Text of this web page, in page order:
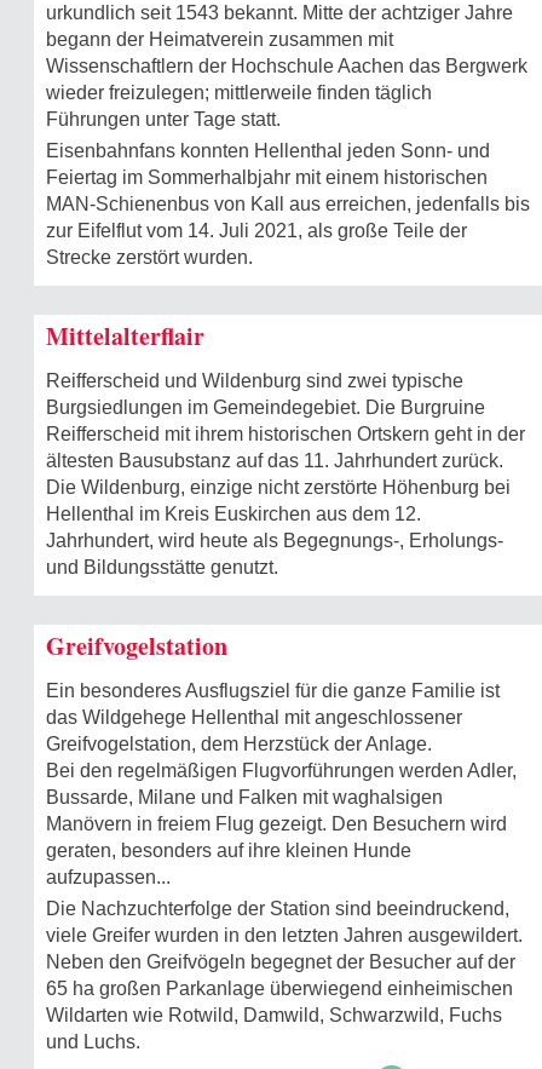
urkundlich seit 1543 bekannt. Mitte der achtziger Jahre
begann der Heimatverein zusammen mit
Wissenschaftlern der Hochschule Aachen das Bergwerk
wieder freizulegen; mittlerweile finden täglich
Führungen unter Tage statt.
Eisenbahnfans konnten Hellenthal jeden Sonn- und
Feiertag im Sommerhalbjahr mit einem historischen
MAN-Schienenbus von Kall aus erreichen, jedenfalls bis
zur Eifelflut vom 14. Juli 2021, als große Teile der
Strecke zerstört wurden.
Mittelalterflair
Reifferscheid und Wildenburg sind zwei typische
Burgsiedlungen im Gemeinde­gebiet. Die Burgruine
Reifferscheid mit ihrem historischen Ortskern geht in der
ältesten Bausubstanz auf das 11. Jahrhundert zurück.
Die Wildenburg, einzige nicht zerstörte Höhenburg bei
Hellenthal im Kreis Euskirchen aus dem 12.
Jahrhundert, wird heute als Begegnungs-, Erholungs-
und Bildungsstätte genutzt.
Greifvogelstation
Ein besonderes Ausflugsziel für die ganze Familie ist
das Wildgehege Hellenthal mit angeschlossener
Greifvogelstation, dem Herzstück der Anlage.
Bei den regelmäßigen Flugvorführungen werden Adler,
Bussarde, Milane und Falken mit waghalsigen
Manövern in freiem Flug gezeigt. Den Besuchern wird
geraten, besonders auf ihre kleinen Hunde
aufzupassen...
Die Nachzuchterfolge der Station sind beeindruckend,
viele Greifer wurden in den letzten Jahren ausgewildert.
Neben den Greifvögeln begegnet der Besucher auf der
65 ha großen Parkanlage überwiegend einheimischen
Wildarten wie Rotwild, Damwild, Schwarzwild, Fuchs
und Luchs.